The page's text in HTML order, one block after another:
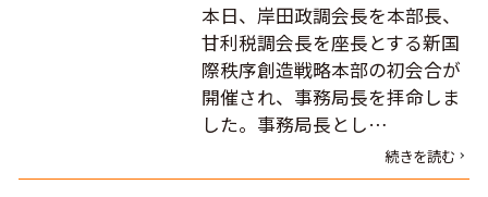
本日、岸田政調会長を本部長、
甘利税調会長を座長とする新国
際秩序創造戦略本部の初会合が
開催され、事務局長を拝命しま
した。事務局長とし…
続きを読む